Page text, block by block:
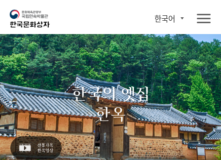
한국어
한국의 옛집
한옥